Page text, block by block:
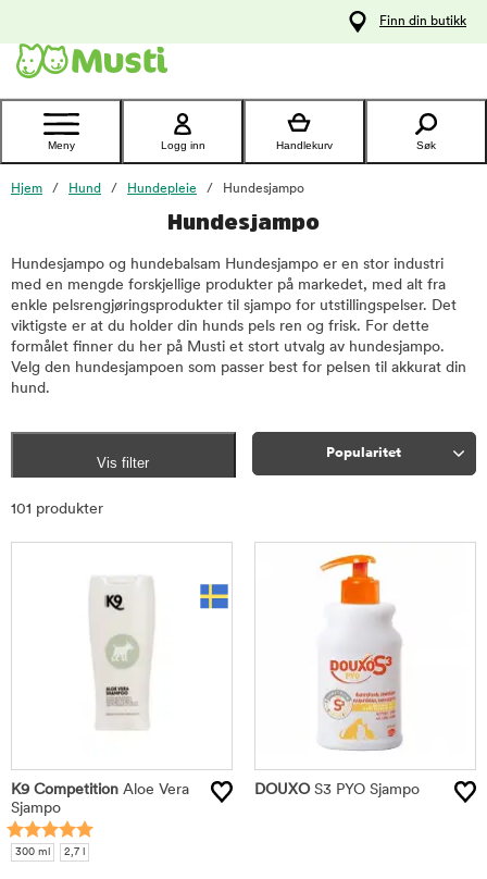
Kontakt
kundeservice
Finn din butikk
Meny Logg inn Handlekurv Søk
Hjem Hund Hundepleie Hundesjampo
Hundesjampo
Hundesjampo og hundebalsam Hundesjampo er en stor industri
med en mengde forskjellige produkter på markedet, med alt fra
enkle pelsrengjøringsprodukter til sjampo for utstillingspelser. Det
viktigste er at du holder din hunds pels ren og frisk. For dette
formålet finner du her på Musti et stort utvalg av hundesjampo.
Velg den hundesjampoen som passer best for pelsen til akkurat din
hund.
Vis filter
Popularitet
101 produkter
K9 Competition Aloe Vera
Sjampo
300 ml 2,7 l
DOUXOS3 PYO Sjampo